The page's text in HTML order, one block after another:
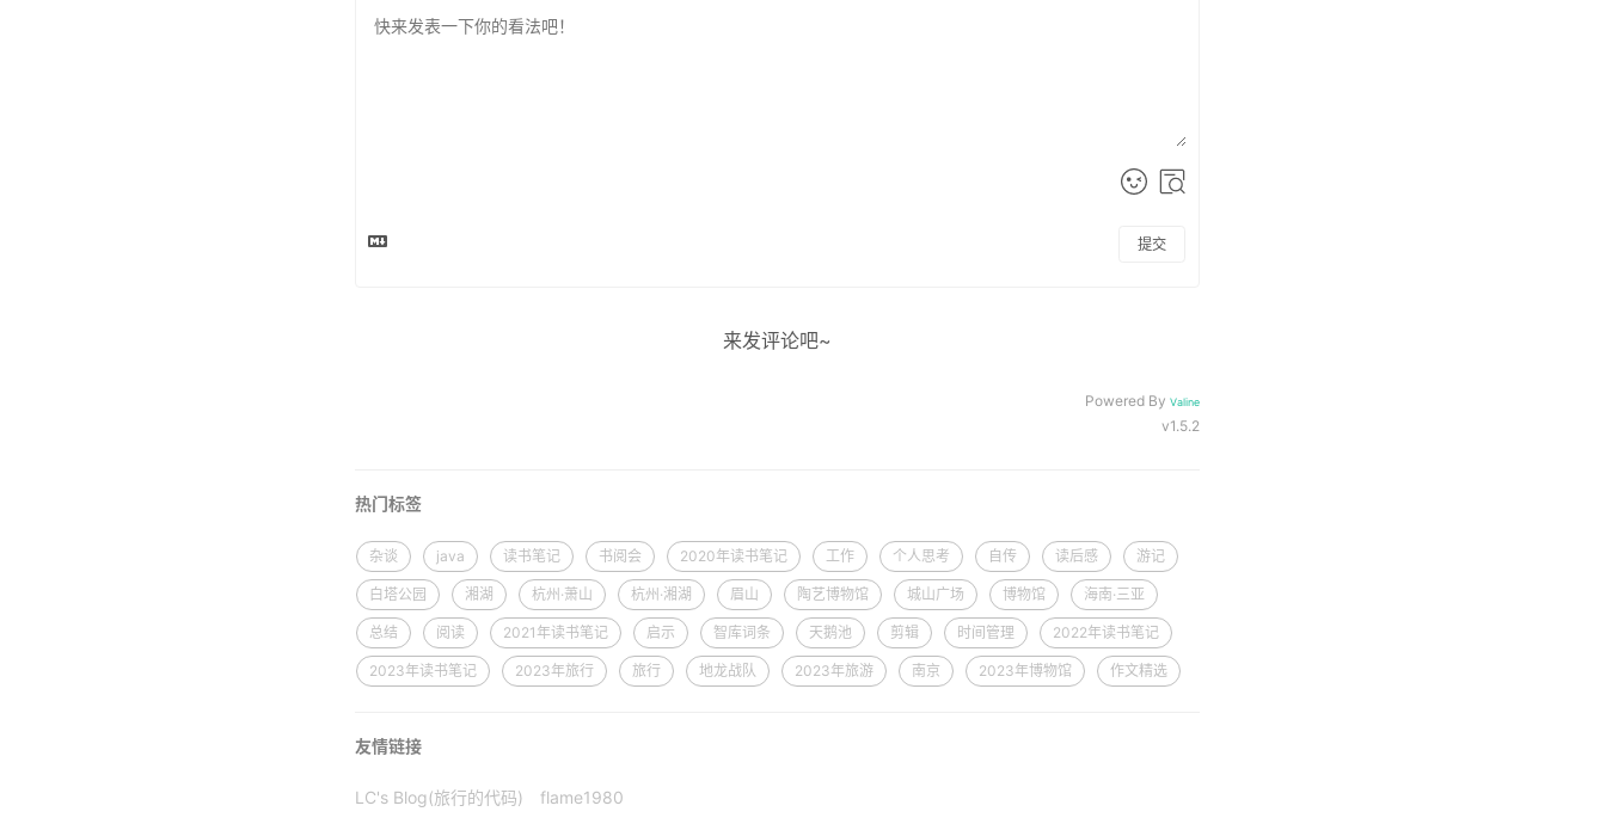
提交
来发评论吧~
Powered By Valine
v1.5.2
热门标签
杂谈 java 读书笔记 书阅会 2020年读书笔记 工作 个人思考 自传 读后感 游记
白塔公园 湘湖 杭州·萧山 杭州·湘湖 眉山 陶艺博物馆 城山广场 博物馆 海南·三亚
总结 阅读 2021年读书笔记 启示 智库词条 天鹅池 剪辑 时间管理 2022年读书笔记
2023年读书笔记 2023年旅行 旅行 地龙战队 2023年旅游 南京 2023年博物馆 作文精选
友情链接
LC's Blog(旅行的代码) flame1980